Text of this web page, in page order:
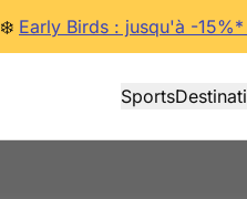
❄️ Early Birds : jusqu'à -
Sports